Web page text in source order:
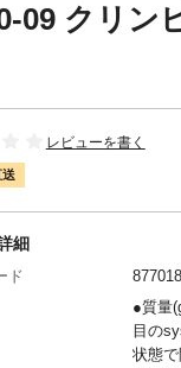
09 クリン
レビューを書く
送
細
ド
●質量
目の
状態